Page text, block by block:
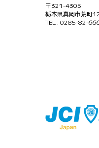
〒321-4305
栃木県真岡市荒町
TEL : 0285-82-